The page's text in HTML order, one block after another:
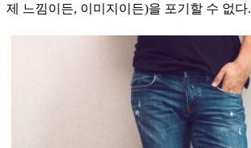
제 느낌이든, 이미지이든)을 포기할 수 없다.